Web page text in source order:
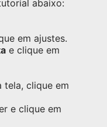
abaixo:
em ajustes.
e clique em
clique em
e clique em